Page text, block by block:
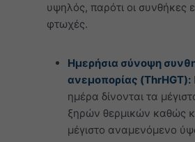
υψηλός, παρότι οι συνθήκες
φτωχές.
Ημερήσια σύνοψη
ανεμοπορίας (ThrHGT):
ημέρα δίνονται τα
ξηρών θερμικών καθώς
μέγιστο αναμενόμενο